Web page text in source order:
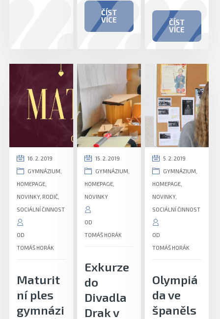
ČÍST
VÍCE
ČÍST
VÍCE
16. 2. 2019
GYMNÁZIUM
HOMEPAGE
NOVINKY, RODIČ
SOCIÁLNÍ ČINNOST
OD
TOMÁŠ HORÁK
Maturit
ní ples
gymnázi
15. 2. 2019
GYMNÁZIUM
HOMEPAGE
NOVINKY
OD
TOMÁŠ HORÁK
Exkurze
do
Divadla
Drak v
5. 2. 2019
GYMNÁZIUM
HOMEPAGE
NOVINKY,
SOCIÁLNÍ ČINNOST
OD
TOMÁŠ HORÁK
Olympiá
da ve
španěls